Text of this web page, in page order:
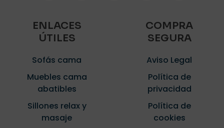
ENLACES
ÚTILES
Sofás cama
Muebles cama
abatibles
Sillones relax y
masaje
COMPRA
SEGURA
Aviso Legal
Política de
privacidad
Política de
cookies